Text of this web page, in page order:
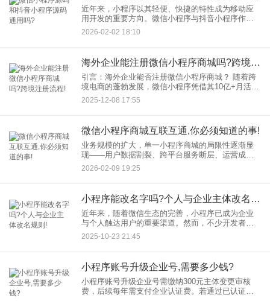
近年来，小程序以其轻便、快捷的特性成为移动应
用开发的重要方向。微信小程序与抖音小程序作为
两大主流平台，常被开发者同时关注。一个常见的
问题是：微信小程序源码能直接用于抖音小程序
2026-02-02 18:10
海外企业能注册微信小程序商城吗?跨境注册流程!
引言：海外企业能否注册微信小程序商城？ 随着跨
境电商的蓬勃发展，微信小程序凭借其10亿+月活用
户和“即用即走”的便捷性，成为海外企业拓展中国市
场的重要渠道。答案是肯定的：海外企业可通过微
2025-12-08 17:55
微信小程序商城互联互通,你必须知道的事!
业务规模的扩大，单一小程序商城的局限性逐渐显
现——用户数据割裂、跨平台服务断层、运营成本
攀升等问题，正制约着企业的全域发展。此时，“小
程序互联互通”成为破局关键，它不仅是技术层面的
2026-02-09 19:25
小程序能改名字吗?个人与企业主体改名规则!
近年来，随着微信生态的完善，小程序已成为企业
与个人触达用户的重要渠道。然而，不少开发者在
初期命名时因考虑不周，后期产生“改名难”的困扰。
那么，小程序发布后究竟能否改名字？个人与企业
2025-10-23 21:45
小程序账号升级企业号,需要多少钱?
小程序账号升级企业号需缴纳300元主体变更审核
费，后续每年需支付企业认证费。若通过已认证公